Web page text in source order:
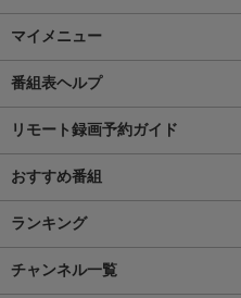
マイメニュー
番組表ヘルプ
リモート録画予約ガイド
おすすめ番組
ランキング
チャンネル一覧